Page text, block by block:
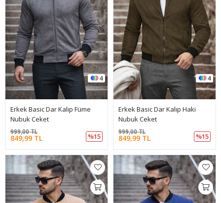
4
Erkek Basic Dar Kalıp Füme
Nubuk Ceket
849,99 TL
999,00 TL
%15
4
Erkek Basic Dar Kalıp Haki
Nubuk Ceket
849,99 TL
999,00 TL
%15